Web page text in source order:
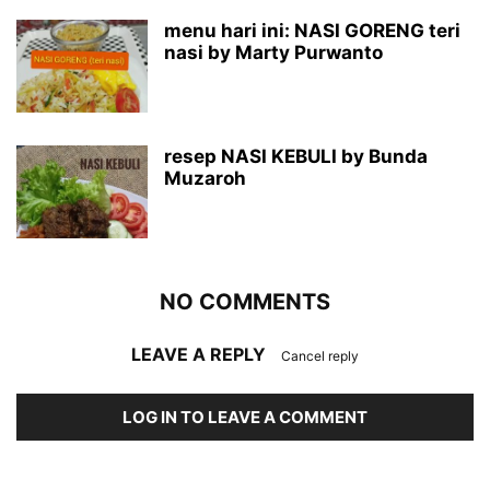
menu hari ini: NASI GORENG teri
nasi by Marty Purwanto
resep NASI KEBULI by Bunda
Muzaroh
NO COMMENTS
LEAVE A REPLY Cancel reply
LOG IN TO LEAVE A COMMENT